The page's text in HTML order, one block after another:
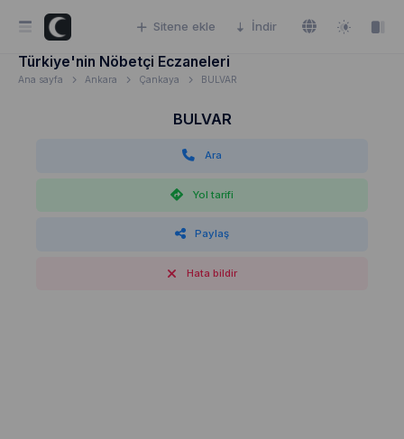
Sitene ekle İndir
Türkiye'nin Nöbetçi Eczaneleri
Ana sayfa Ankara Çankaya BULVAR
BULVAR
Ara
Yol tarifi
Paylaş
Hata bildir